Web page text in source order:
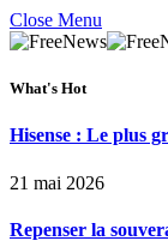
Close Menu
What's Hot
Hisense : Le plus
21 mai 2026
Repenser la